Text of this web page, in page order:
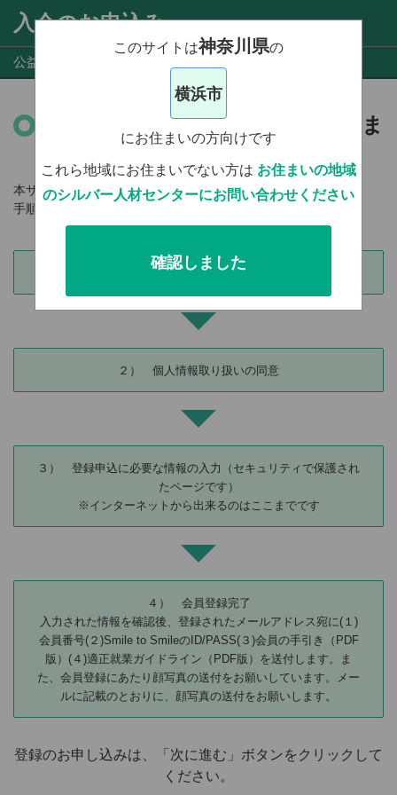
入会のお申込み
公益財団法人 横浜市シルバー人材センター
シルバー人材センターへの入会ま
本サイトにて、登録のお申し込みを受け付けております。
手順は以下の通りです。
１） 事業についての動画視聴・スライド閲覧と同意
２） 個人情報取り扱いの同意
３） 登録申込に必要な情報の入力（セキュリティで保護され
たページです）
※インターネットから出来るのはここまでです
４） 会員登録完了
入力された情報を確認後、登録されたメールアドレス宛に(１)
会員番号(２)Smile to SmileのID/PASS(３)会員の手引き（PDF
版）(４)適正就業ガイドライン（PDF版）を送付します。ま
た、会員登録にあたり顔写真の送付をお願いしています。メー
ルに記載のとおりに、顔写真の送付をお願いします。
登録のお申し込みは、「次に進む」ボタンをクリックして
ください。
このサイトは神奈川県の
横浜市
にお住まいの方向けです
これら地域にお住まいでない方は お住まいの地域
のシルバー人材センターにお問い合わせください
確認しました